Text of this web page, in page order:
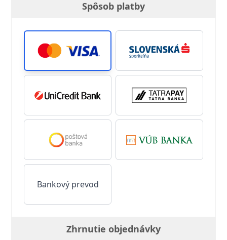
Spôsob platby
Bankový prevod
Zhrnutie objednávky